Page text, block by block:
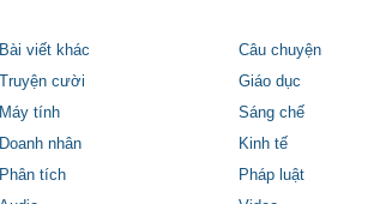
Bài viết khác Câu chuyện
Truyện cười Giáo dục
Máy tính Sáng chế
Doanh nhân Kinh tế
Phân tích Pháp luật